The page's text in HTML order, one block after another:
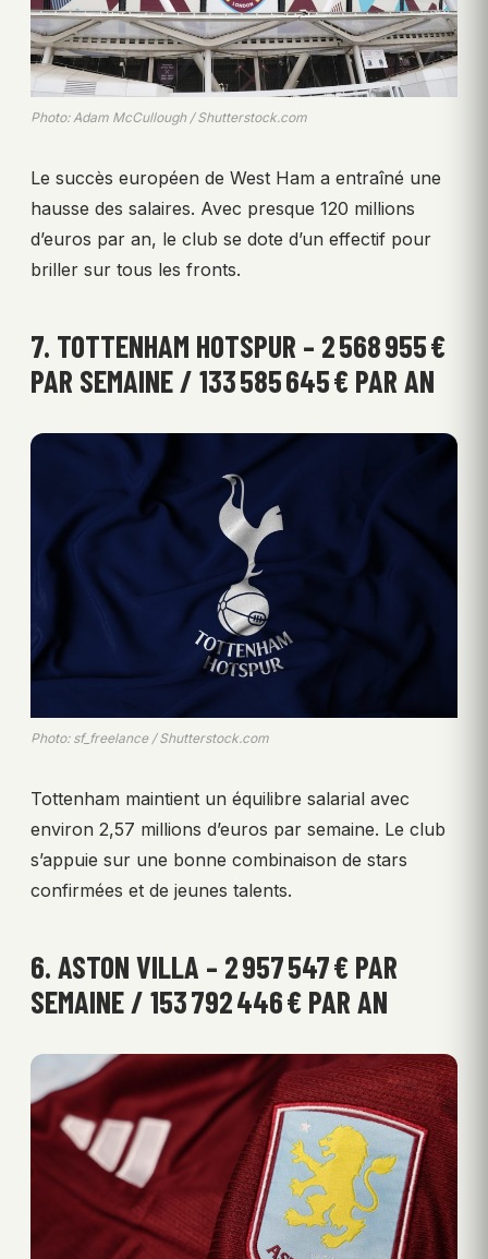
Photo: Adam McCullough / Shutterstock.com
Le succès européen de West Ham a entraîné une
hausse des salaires. Avec presque 120 millions
d’euros par an, le club se dote d’un effectif pour
briller sur tous les fronts.
7. TOTTENHAM HOTSPUR – 2 568 955 €
PAR SEMAINE / 133 585 645 € PAR AN
Photo: sf_freelance / Shutterstock.com
Tottenham maintient un équilibre salarial avec
environ 2,57 millions d’euros par semaine. Le club
s’appuie sur une bonne combinaison de stars
confirmées et de jeunes talents.
6. ASTON VILLA – 2 957 547 € PAR
SEMAINE / 153 792 446 € PAR AN